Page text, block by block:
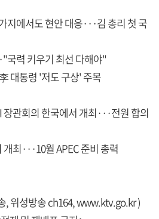
지에서도 현안 대응···김 총리 첫 국
국력 키우기 최선 다해야"
대통령 '저도 구상' 주목
장관회의 한국에서 개최···전원 합의
최···10월 APEC 준비 총력
, 위성방송 ch164,www.ktv.go.kr)